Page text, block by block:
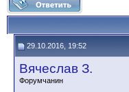
29.10.2016, 19:52
Вячеслав З.
Форумчанин